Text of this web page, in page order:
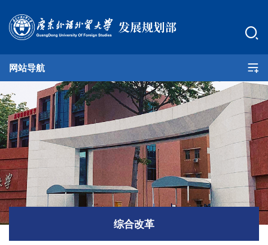
网站导航
部门首页
机构职能
支部建设
发展规划
学科建设
综合改革